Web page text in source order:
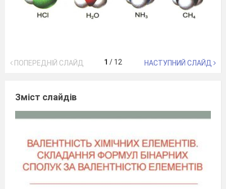
ПОПЕРЕДНІЙ СЛАЙД 1 / 12 НАСТУПНИЙ СЛАЙД
Зміст слайдів